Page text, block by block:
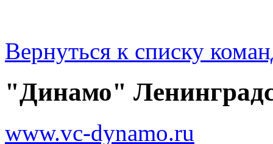
Вернуться к списку
"Динамо"
www.vc-dynamo.ru